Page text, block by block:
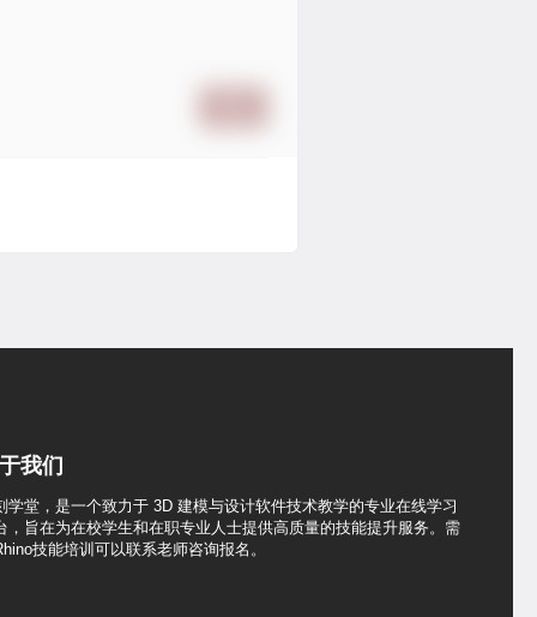
我们
学堂，是一个致力于 3D 建模与设计软件技术教学的专业在线学习
，旨在为在校学生和在职专业人士提供高质量的技能提升服务。需
技能培训可以联系老师咨询报名。